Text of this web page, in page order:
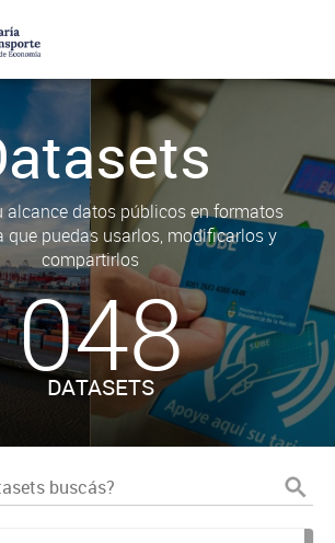
alcance datos públicos en formatos
que puedas usarlos, modificarlos y
compartirlos
048
DATASETS